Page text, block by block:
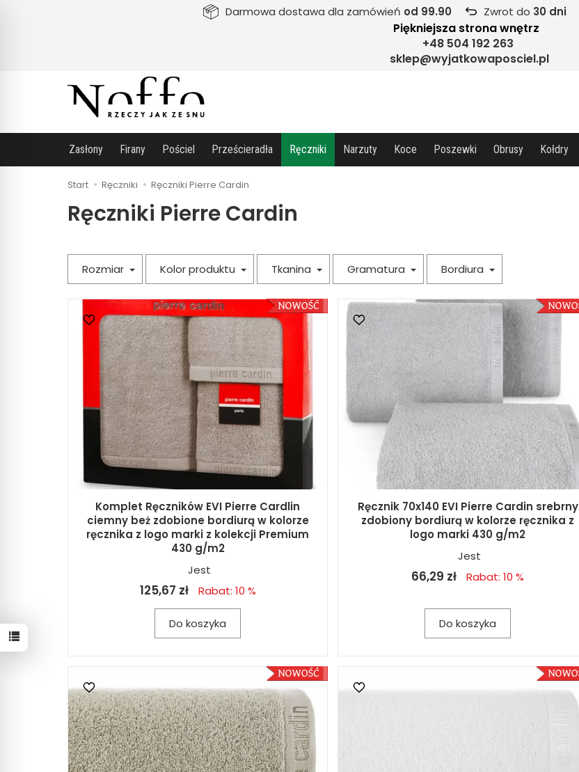
Darmowa dostawa dla zamówień od 99.90 Zwrot do 30 dni
Piękniejsza strona wnętrz
+48 504 192 263
sklep@wyjatkowaposciel.pl
Zasłony Firany Pościel Prześcieradła Ręczniki Narzuty Koce Poszewki Obrusy Kołdry
Start Ręczniki Ręczniki Pierre Cardin
Ręczniki Pierre Cardin
Rozmiar
Kolor produktu Tkanina Gramatura Bordiura
Komplet Ręczników EVI Pierre Cardlin
ciemny beż zdobione bordiurą w kolorze
ręcznika z logo marki z kolekcji Premium
430 g/m2
Jest
125,67 zł Rabat: 10 %
Do koszyka
Ręcznik 70x140 EVI Pierre Cardin srebrny
zdobiony bordiurą w kolorze ręcznika z
logo marki 430 g/m2
Jest
66,29 zł Rabat: 10 %
Do koszyka